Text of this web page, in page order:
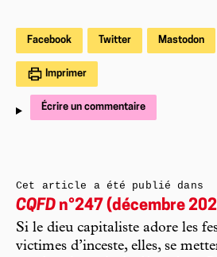
Facebook Twitter Mastodon
Imprimer
Écrire un commentaire
Cet article a été publié dans
CQFD n°247 (décembre
Si le dieu capitaliste adore les
victimes d’inceste, elles, se